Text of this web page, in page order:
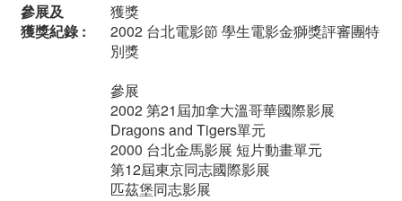
參展及
獲獎紀錄 :
獲獎
2002 台北電影節 學生電影金獅獎評審團特
別獎
參展
2002 第21屆加拿大溫哥華國際影展
Dragons and Tigers單元
2000 台北金馬影展 短片動畫單元
第12屆東京同志國際影展
匹茲堡同志影展